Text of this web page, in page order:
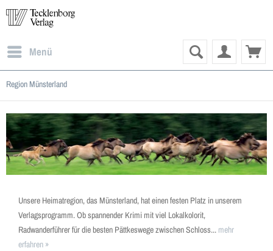
Menü
Region Münsterland
Unsere Heimatregion, das Münsterland, hat einen festen Platz in unserem
Verlagsprogramm. Ob spannender Krimi mit viel Lokalkolorit,
Radwanderführer für die besten Pättkeswege zwischen Schloss... mehr
erfahren »